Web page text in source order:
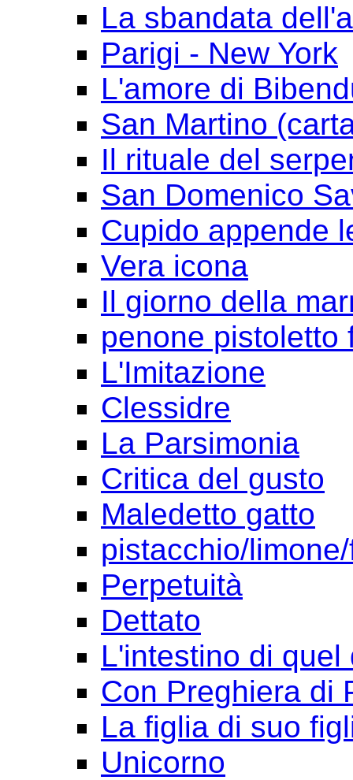
La sbandata
Parigi - New York
L'amore di
San Martino
Il rituale del
San Domenico
Cupido appende
Vera icona
Il giorno della
penone pistoletto
L'Imitazione
Clessidre
La Parsimonia
Critica del gusto
Maledetto gatto
pistacchio/
Perpetuità
Dettato
L'intestino di
Con Preghiera di
La figlia di suo
Unicorno